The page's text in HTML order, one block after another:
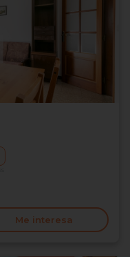
Me interesa